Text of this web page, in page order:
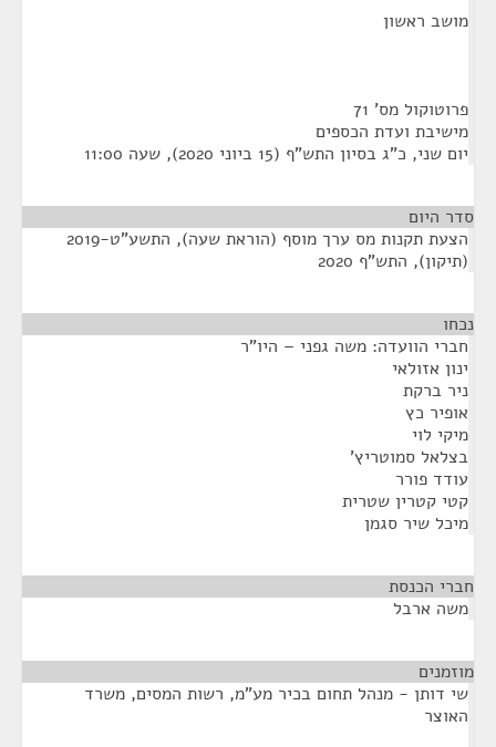
מושב ראשון
פרוטוקול מס' 71
מישיבת ועדת הכספים
יום שני, כ"ג בסיון התש"ף (15 ביוני 2020), שעה 11:00
סדר היום
הצעת תקנות מס ערך מוסף (הוראת שעה), התשע"ט-2019
(תיקון), התש"ף 2020
נכחו
חברי הוועדה: משה גפני – היו"ר
ינון אזולאי
ניר ברקת
אופיר כץ
מיקי לוי
בצלאל סמוטריץ'
עודד פורר
קטי קטרין שטרית
מיכל שיר סגמן
חברי הכנסת
משה ארבל
מוזמנים
שי דותן - מנהל תחום בכיר מע"מ, רשות המסים, משרד
האוצר